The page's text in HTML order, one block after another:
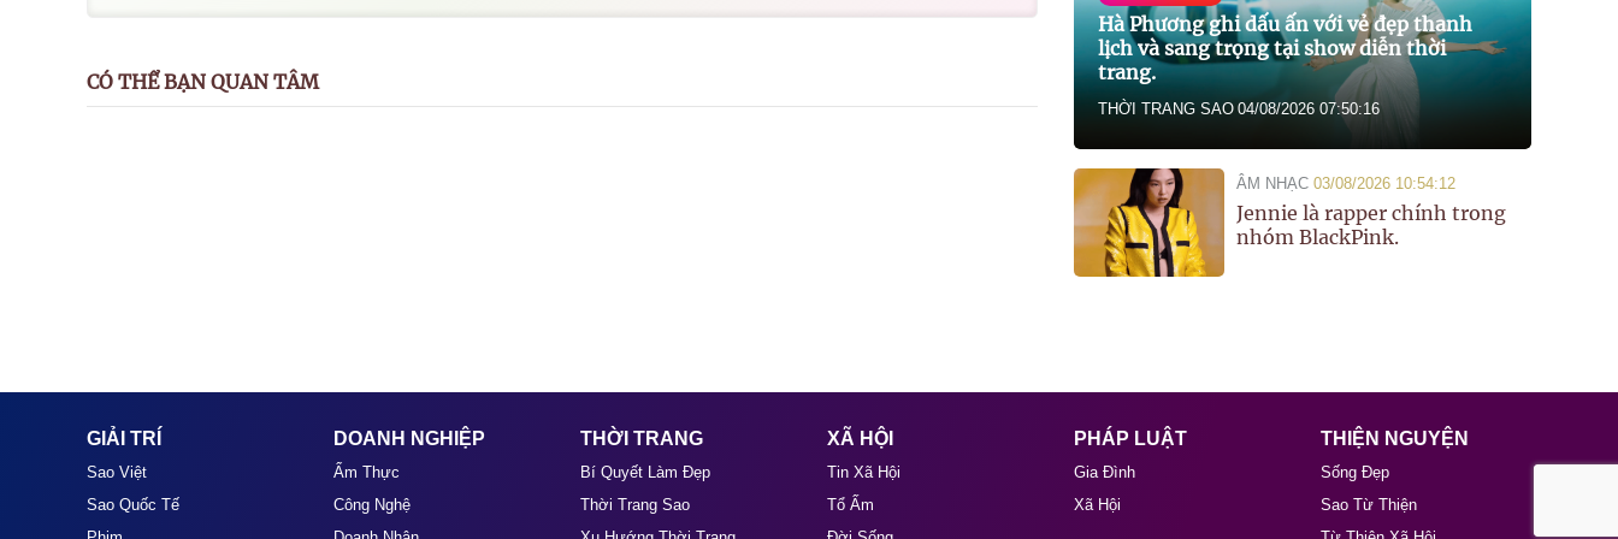
CÓ THỂ BẠN QUAN TÂM
Hà Phương ghi dấu ấn với vẻ đẹp thanh
lịch và sang trọng tại show diễn thời
trang.
THỜI TRANG SAO 04/08/2026 07:50:16
ÂM NHẠC 03/08/2026 10:54:12
Jennie là rapper chính trong
nhóm BlackPink.
GIẢI TRÍ
Sao Việt
Sao Quốc Tế
DOANH NGHIỆP
Ẩm Thực
Công Nghệ
THỜI TRANG
Bí Quyết Làm Đẹp
Thời Trang Sao
XÃ HỘI
Tin Xã Hội
Tổ Ấm
PHÁP LUẬT
Gia Đình
Xã Hội
THIỆN NGUYỆN
Sống Đẹp
Sao Từ Thiện